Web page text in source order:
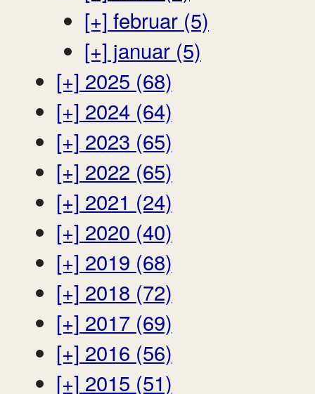
[+] februar (5)
[+] januar (5)
[+] 2025 (68)
[+] 2024 (64)
[+] 2023 (65)
[+] 2022 (65)
[+] 2021 (24)
[+] 2020 (40)
[+] 2019 (68)
[+] 2018 (72)
[+] 2017 (69)
[+] 2016 (56)
[+] 2015 (51)